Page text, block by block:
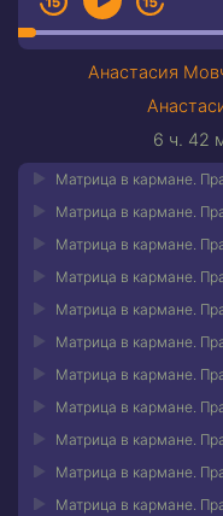
Анастасия
6 ч. 42
Матрица в кармане.
Матрица в кармане.
Матрица в кармане.
Матрица в кармане.
Матрица в кармане.
Матрица в кармане.
Матрица в кармане.
Матрица в кармане.
Матрица в кармане.
Матрица в кармане.
Матрица в кармане.